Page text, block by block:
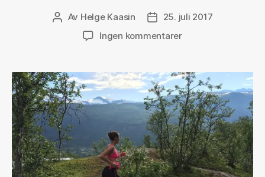
Innleggsforfatter
Av Helge Kaasin Publiseringsdato
25. juli 2017
Ingen kommentarertil
løpeturer
i
Beisfjord